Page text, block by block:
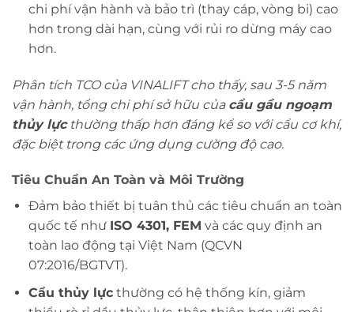
chi phí vận hành và bảo trì (thay cáp, vòng bi) cao
hơn trong dài hạn, cùng với rủi ro dừng máy cao
hơn.
Phân tích TCO của VINALIFT cho thấy, sau 3-5 năm
vận hành, tổng chi phí sở hữu của cẩu gầu ngoạm
thủy lựcthường thấp hơn đáng kể so với cẩu cơ khí,
đặc biệt trong các ứng dụng cường độ cao.
Tiêu Chuẩn An Toàn và Môi Trường
Đảm bảo thiết bị tuân thủ các tiêu chuẩn an toàn
quốc tế như ISO 4301, FEM và các quy định an
toàn lao động tại Việt Nam (QCVN
07:2016/BGTVT).
Cẩu thủy lựcthường có hệ thống kín, giảm